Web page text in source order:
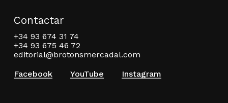
Contactar
+34 93 674 31 74
+34 93 675 46 72
editorial@brotonsmercadal.com
Facebook
YouTube Instagram